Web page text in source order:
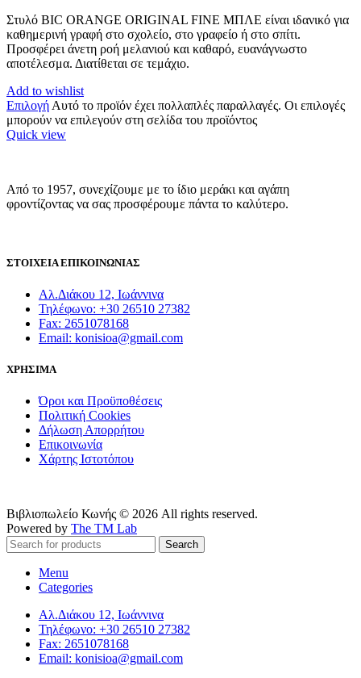
Στυλό BIC ORANGE ORIGINAL FINE ΜΠΛΕ είναι ιδανικό για
καθημερινή γραφή στο σχολείο, στο γραφείο ή στο σπίτι.
Προσφέρει άνετη ροή μελανιού και καθαρό, ευανάγνωστο
αποτέλεσμα. Διατίθεται σε τεμάχιο.
Add to wishlist
Επιλογή Αυτό το προϊόν έχει πολλαπλές παραλλαγές. Οι επιλογές
μπορούν να επιλεγούν στη σελίδα του προϊόντος
Quick view
Από το 1957, συνεχίζουμε με το ίδιο μεράκι και αγάπη
φροντίζοντας να σας προσφέρουμε πάντα το καλύτερο.
ΣΤΟΙΧΕΙΑ ΕΠΙΚΟΙΝΩΝΙΑΣ
Αλ.Διάκου 12, Ιωάννινα
Τηλέφωνο: +30 26510 27382
Fax: 2651078168
Email: konisioa@gmail.com
ΧΡΗΣΙΜΑ
Όροι και Προϋποθέσεις
Πολιτική Cookies
Δήλωση Απορρήτου
Επικοινωνία
Χάρτης Ιστοτόπου
Βιβλιοπωλείο Κωνής © 2026 All rights reserved.
Powered by The TM Lab
Search
Menu
Categories
Αλ.Διάκου 12, Ιωάννινα
Τηλέφωνο: +30 26510 27382
Fax: 2651078168
Email: konisioa@gmail.com